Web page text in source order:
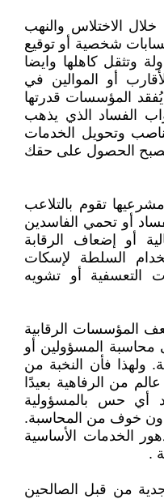
الاختلاس والنهب
شخصية أو توقيع
وتثقل كاهلها وايضا
أو الموالين في
المؤسسات قدرتها
الفساد الذي يذهب
وتحويل الخدمات
الحصول على حقك
تقوم بالتلاعب
أو تحمي الفاسدين
أو إضعاف الرقابة
السلطة لإسكات
التعسفية أو تشويه
المؤسسات الرقابية
محاسبة المسؤولين أو
ولهذا فأن النخبة من
من الرفاهية بعيدًا
أي حس بالمسؤولية
خوف من المحاسبة.
الخدمات الأساسية
.
من قبل الصالحين